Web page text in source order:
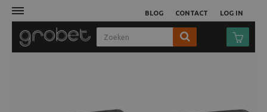
LOG IN
BLOG CONTACT